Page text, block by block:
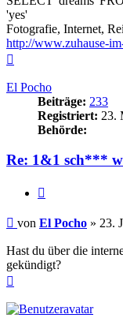
'yes'
Fotografie, Internet,
http://www.zuhause-
El Pocho
Beiträge: 233
Registriert: 23.
Behörde:
Re: 1&1 sch***
Beitrag
von El Pocho » 23.
Hast du über die
gekündigt?